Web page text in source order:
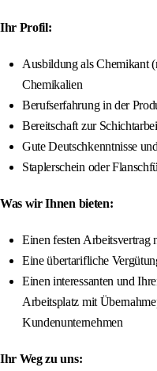
Ihr Profil:
Ausbildung als Chemikant
Chemikalien
Berufserfahrung in der
Bereitschaft zur
Gute Deutschkenntnisse
Staplerschein oder
Was wir Ihnen bieten:
Einen festen
Eine übertarifliche
Einen interessanten und
Arbeitsplatz mit
Kundenunternehmen
Ihr Weg zu uns: